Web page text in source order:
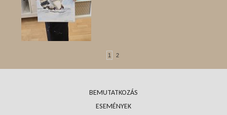
1 2
BEMUTATKOZÁS
ESEMÉNYEK